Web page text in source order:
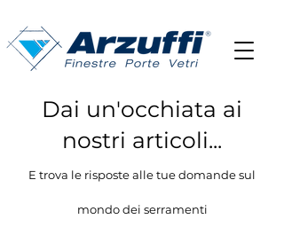
Dai un'occhiata ai
nostri articoli...
E trova le risposte alle tue domande sul
mondo dei serramenti